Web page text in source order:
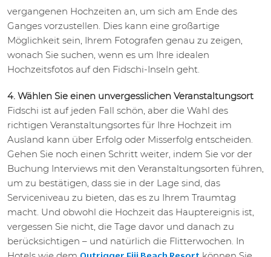
vergangenen Hochzeiten an, um sich am Ende des
Ganges vorzustellen. Dies kann eine großartige
Möglichkeit sein, Ihrem Fotografen genau zu zeigen,
wonach Sie suchen, wenn es um Ihre idealen
Hochzeitsfotos auf den Fidschi-Inseln geht.
4. Wählen Sie einen unvergesslichen Veranstaltungsort
Fidschi ist auf jeden Fall schön, aber die Wahl des
richtigen Veranstaltungsortes für Ihre Hochzeit im
Ausland kann über Erfolg oder Misserfolg entscheiden.
Gehen Sie noch einen Schritt weiter, indem Sie vor der
Buchung Interviews mit den Veranstaltungsorten führen,
um zu bestätigen, dass sie in der Lage sind, das
Serviceniveau zu bieten, das es zu Ihrem Traumtag
macht. Und obwohl die Hochzeit das Hauptereignis ist,
vergessen Sie nicht, die Tage davor und danach zu
berücksichtigen – und natürlich die Flitterwochen. In